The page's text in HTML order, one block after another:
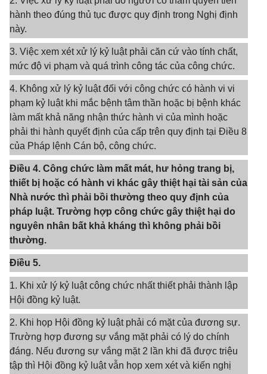
hành theo đúng thủ tục được quy định trong Nghị định
này.
3. Việc xem xét xử lý kỷ luật phải căn cứ vào tính chất,
mức độ vi phạm và quá trình công tác của công chức.
4. Không xử lý kỷ luật đối với công chức có hành vi vi
phạm kỷ luật khi mắc bệnh tâm thần hoặc bị bệnh khác
làm mất khả năng nhận thức hành vi của mình hoặc
phải thi hành quyết định của cấp trên quy định tại Điều 8
của Pháp lệnh Cán bộ, công chức.
Điều 4. Công chức làm mất mát, hư hỏng trang bị,
thiết bị hoặc có hành vi khác gây thiệt hại tài sản của
Nhà nước thì phải bồi thường theo quy định của
pháp luật. Trường hợp công chức gây thiệt hại do
nguyên nhân bất khả kháng thì không phải bồi
thường.
Điều 5.
1. Khi xử lý kỷ luật công chức nhất thiết phải thành lập
Hội đồng kỷ luật.
2. Khi họp Hội đồng kỷ luật phải có mặt của đương sự.
Trường hợp đương sự vắng mặt phải có lý do chính
đáng. Nếu đương sự vắng mặt 2 lần khi đã được triệu
tập thì Hội đồng kỷ luật vẫn họp xem xét và kiến nghị